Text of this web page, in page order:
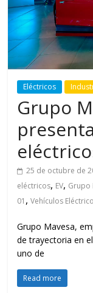
Eléctricos
Grupo
25 de octubre de
eléctricos, EV, Grupo
01 ,Vehículos
Grupo Mavesa,
de trayectoria en
uno de
Read more